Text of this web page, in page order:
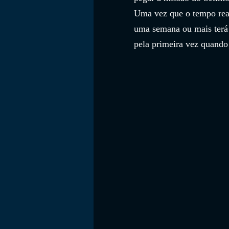
Uma vez que o tempo
uma semana ou mais
pela primeira vez